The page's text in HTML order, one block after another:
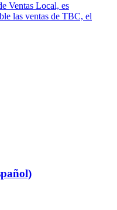
Ventas Local, es
las ventas de TBC, el